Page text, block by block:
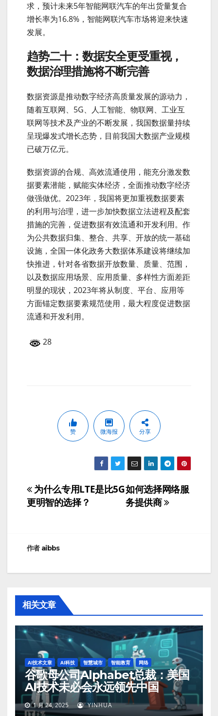
求，预计未来5年智能网联汽车的年出货量复合
增长率为16.8%，智能网联汽车市场将迎来快速
发展。
趋势二十：数据安全更受重视，
数据治理措施将不断完善
数据资源是推动数字经济高质量发展的源动力，
随着互联网、5G、人工智能、物联网、工业互
联网等技术及产业的不断发展，我国数据量持续
呈现爆发式增长态势，目前我国大数据产业规模
已破万亿元。
数据资源的合规、高效流通使用，能充分激发数
据要素潜能，赋能实体经济，全面推动数字经济
做强做优。2023年，我国将更加重视数据要素
的利用与治理，进一步加快数据立法进程及配套
措施的完善，促进数据有效流通和开发利用。作
为公共数据归集、整合、共享、开放的统一基础
设施，全国一体化政务大数据体系建设将继续加
快推进，针对各省数据开放数量、质量、范围，
以及数据应用场景、应用质量、多样性方面差距
明显的现状，2023年将从制度、平台、应用等
方面锚定数据要素规范使用，最大程度促进数据
流通和开发利用。
28
赞 微海报 分享
文
章
航
如何选择网络服
务提供商
为什么专用LTE是比5G
更明智的选择？
作者 aibbs
相关文章
AI技术文章 AI科技 智慧城市 智能教育 网络
谷歌母公司Alphabet总裁：美国
AI技术未必会永远领先中国
1 月 24, 2025 YINHUA